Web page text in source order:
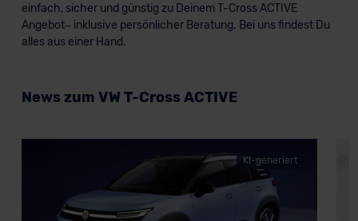
einfach, sicher und günstig zu Deinem T-Cross ACTIVE
Angebot– inklusive persönlicher Beratung. Bei uns findest Du
alles aus einer Hand.
News zum VW T-Cross ACTIVE
KI-generiert